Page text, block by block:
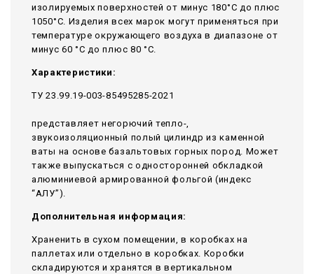
изолируемых поверхностей от минус 180°С до плюс
1050°С. Изделия всех марок могут применяться при
температуре окружающего воздуха в диапазоне от
минус 60 °С до плюс 80 °С.
Характеристики:
ТУ 23.99.19-003-85495285-2021
представляет негорючий тепло-,
звукоизоляционный полый цилиндр из каменной
ваты на основе базальтовых горных пород. Может
также выпускаться с односторонней обкладкой
алюминиевой армированной фольгой (индекс
“АЛУ”).
Дополнительная информация:
Храненить в сухом помещении, в коробках на
паллетах или отдельно в коробках. Коробки
складируются и хранятся в вертикальном